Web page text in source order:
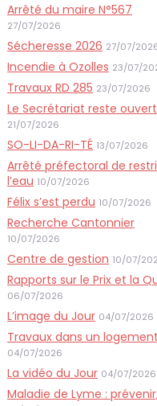
Arrêté du maire N°567
27/07/2026
Sécheresse 2026 27/07/
Incendie à Ozolles 23/07/
Travaux RD 285 23/07/2026
Le Secrétariat reste
21/07/2026
SO-LI-DA-RI-TÉ 13/07/2026
Arrêté préfectoral de
l’eau 10/07/2026
Félix s’est perdu 10/07/2026
Recherche Cantonnier
10/07/2026
Centre de gestion 10/07/
Rapports sur le Prix et la
06/07/2026
L’image du Jour 04/07/2026
Travaux dans un logement
04/07/2026
La vidéo du Jour 04/07/2026
Maladie de Lyme :